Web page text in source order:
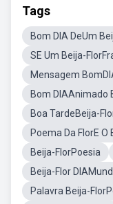
Tags
Bom DIA DeUm
SE Um Beija-
Mensagem
Bom DIAAnimado
Boa TardeBeija-
Poema Da FlorE O
Beija-FlorPoesia
Beija-Flor
Palavra Beija-